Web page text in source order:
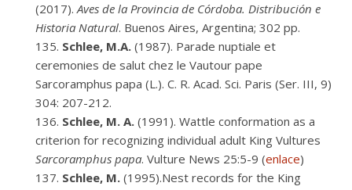
(2017).Aves de la Provincia de Córdoba. Distribución e
Historia Natural. Buenos Aires, Argentina; 302 pp.
Schlee, M.A. (1987). Parade nuptiale et
ceremonies de salut chez le Vautour pape
Sarcoramphus papa (L.). C. R. Acad. Sci. Paris (Ser. III, 9)
304: 207-212.
Schlee, M. A. (1991). Wattle conformation as a
criterion for recognizing individual adult King Vultures
Sarcoramphus papa. Vulture News 25:5-9 (enlace)
Schlee, M. (1995).Nest records for the King